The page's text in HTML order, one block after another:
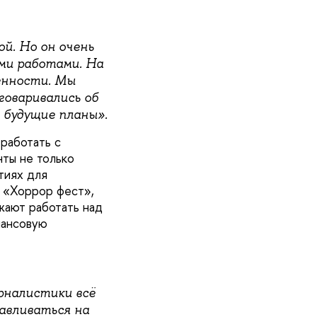
Но он очень
работами. На
Мы
об
планы».
с
не только
для
«Хоррор фест»,
работать над
всё
на